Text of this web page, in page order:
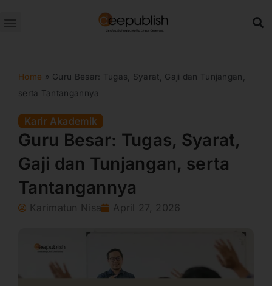
ke
Home » Guru Besar: Tugas, Syarat, Gaji dan Tunjangan,
serta Tantangannya
Karir Akademik
Guru Besar: Tugas, Syarat,
Gaji dan Tunjangan, serta
Tantangannya
Karimatun Nisa April 27, 2026